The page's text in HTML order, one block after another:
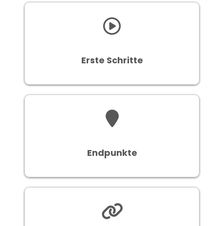
Erste Schritte
Endpunkte